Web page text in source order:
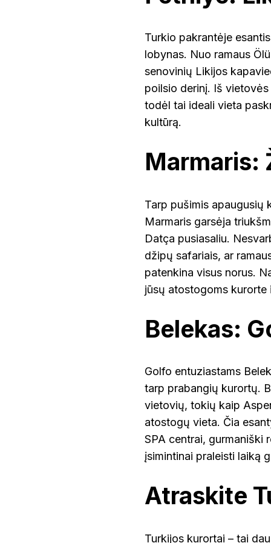
Turkio pakrantėje
lobynas. Nuo ramaus
senovinių Likijos
poilsio derinį. Iš
todėl tai ideali vieta
kultūrą.
Marmaris:
Tarp pušimis apaugusių
Marmaris garsėja
Datça pusiasaliu.
džipų safariais, ar
patenkina visus norus.
jūsų atostogoms kurorte
Belekas:
Golfo entuziastams
tarp prabangių kurortų.
vietovių, tokių kaip
atostogų vieta. Čia
SPA centrai, gurmaniški
įsimintinai praleisti laiką
Atraskite
Turkijos kurortai – tai